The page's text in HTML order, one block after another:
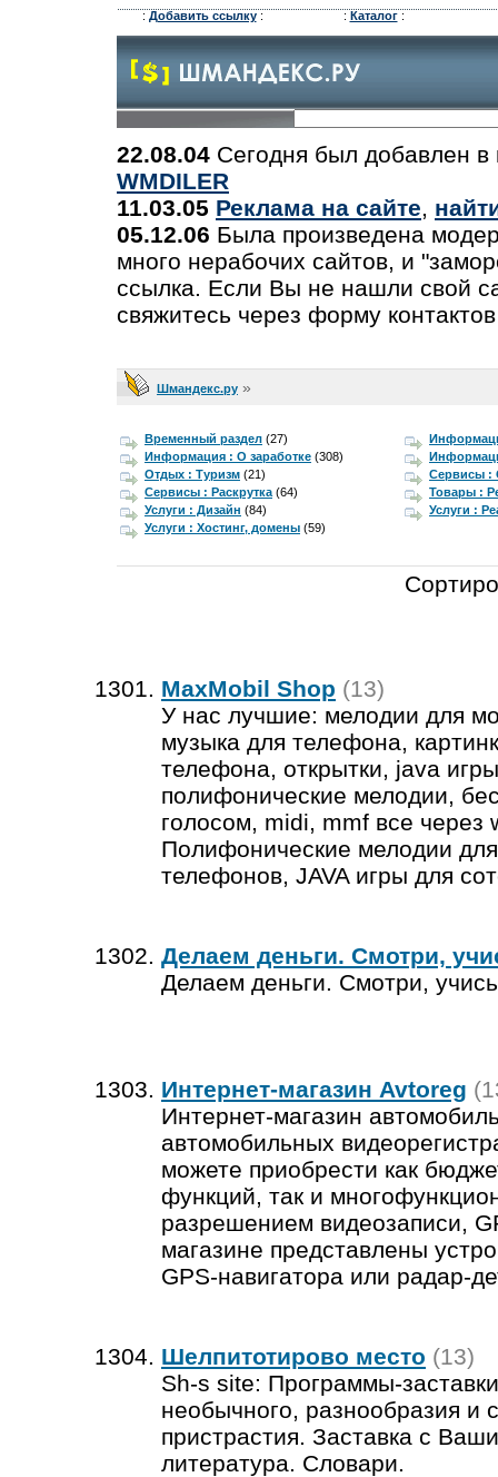
: Добавить ссылку: : Каталог:
22.08.04 Сегодня был добавлен в
WMDILER
11.03.05 Реклама на сайте,
05.12.06 Была произведена
много нерабочих сайтов, и
ссылка. Если Вы не нашли свой
свяжитесь через форму
Шмандекс.ру »
Временный раздел (27)
Информация : О заработке (308)
Отдых : Туризм (21)
Сервисы :
Сервисы : Раскрутка (64)
Товары :
Услуги : Дизайн (84)
Услуги :
Услуги : Хостинг, домены (59)
MaxMobil Shop (13)
У нас лучшие: мелодии для
музыка для телефона,
телефона, открытки, java
полифонические мелодии,
голосом, midi, mmf все через
Полифонические мелодии
телефонов, JAVA игры для
Делаем деньги. Смотри,
Делаем деньги. Смотри,
Интернет-магазин Avtoreg
Интернет-магазин
автомобильных
можете приобрести как
функций, так и
разрешением видеозаписи,
магазине представлены
GPS-навигатора или радар-
Шелпитотирово место (13)
Sh-s site: Программы-
необычного, разнообразия
пристрастия. Заставка с
литература. Словари.